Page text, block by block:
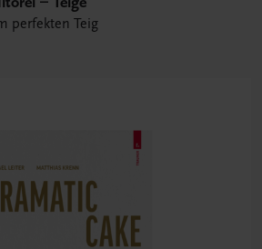
perfekten Teig